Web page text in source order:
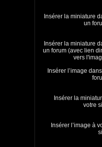
Insérer la miniature
un
Insérer la miniature
un forum (avec lien
vers
Insérer l’image
Insérer la
votre
Insérer l’image à